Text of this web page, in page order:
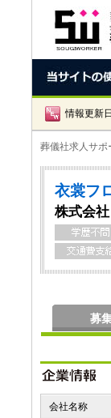
情報更新日
葬儀社求人サポ
衣裳フ
株式会
募
会社名称